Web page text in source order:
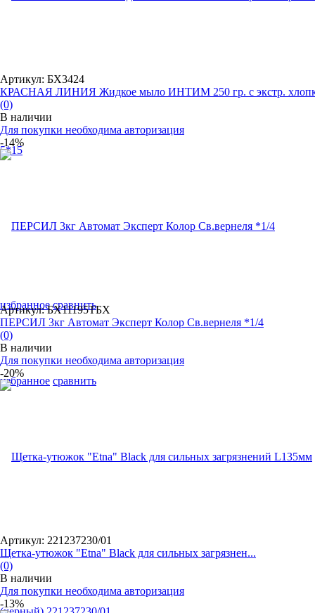
избранное сравнить
Артикул: БХ3424
КРАСНАЯ ЛИНИЯ Жидкое мыло ИНТИМ 250 гр. с экстр.
(0)
В наличии
Для покупки необходима авторизация
-14%
избранное сравнить
Артикул: БХ11195ТБХ
ПЕРСИЛ 3кг Автомат Эксперт Колор Св.вернеля *1/4
(0)
В наличии
Для покупки необходима авторизация
-20%
Артикул: 221237230/01
Щетка-утюжок "Etna" Black для сильных загрязнен...
(0)
В наличии
Для покупки необходима авторизация
-13%